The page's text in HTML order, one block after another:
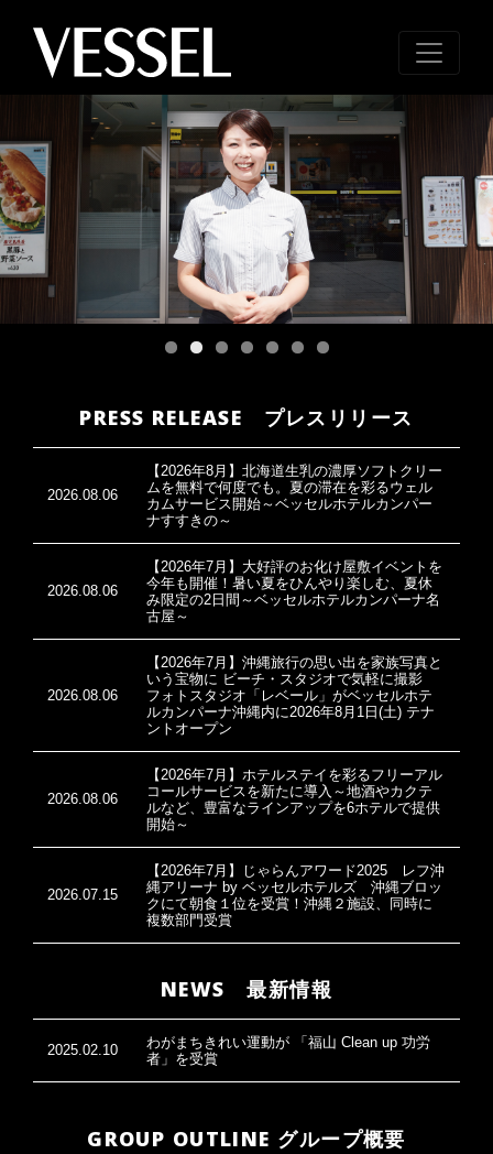
PRESS RELEASE プレスリリース
2026.08.06
【2026年8月】北海道生乳の濃厚ソフトクリー
ムを無料で何度でも。夏の滞在を彩るウェル
カムサービス開始～ベッセルホテルカンパー
ナすすきの～
2026.08.06
【2026年7月】大好評のお化け屋敷イベントを
今年も開催！暑い夏をひんやり楽しむ、夏休
み限定の2日間～ベッセルホテルカンパーナ名
古屋～
2026.08.06
【2026年7月】沖縄旅行の思い出を家族写真と
いう宝物に ビーチ・スタジオで気軽に撮影
フォトスタジオ「レベール」がベッセルホテ
ルカンパーナ沖縄内に2026年8月1日(土) テナ
ントオープン
2026.08.06
【2026年7月】ホテルステイを彩るフリーアル
コールサービスを新たに導入～地酒やカクテ
ルなど、豊富なラインアップを6ホテルで提供
開始～
2026.07.15
【2026年7月】じゃらんアワード2025 レフ沖
縄アリーナ by ベッセルホテルズ 沖縄ブロッ
クにて朝食１位を受賞！沖縄２施設、同時に
複数部門受賞
NEWS 最新情報
2025.02.10
わがまちきれい運動が 「福山 Clean up 功労
者」を受賞
GROUP OUTLINE グループ概要